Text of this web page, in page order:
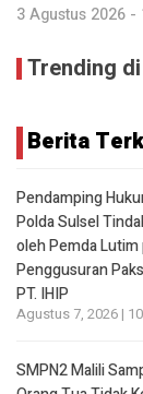
3 Agustus 2026 -
Trending
Berita
Pendamping
Polda Sulsel
oleh Pemda
Penggusuran
PT. IHIP
Agustus 7, 2026 |
SMPN2 Malili